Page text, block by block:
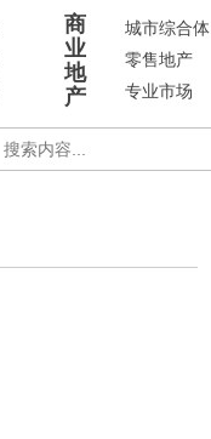
商
业
地
产
城市综合体
零售地产
专业市场